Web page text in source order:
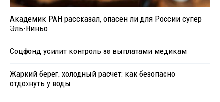
Академик РАН рассказал, опасен ли для России супер
Эль-Ниньо
Соцфонд усилит контроль за выплатами медикам
Жаркий берег, холодный расчет: как безопасно
отдохнуть у воды